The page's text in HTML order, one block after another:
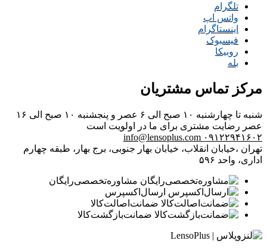
تلگرام
واتس اپ
اینستاگرام
فیسبوک
روبیکا
بله
مرکز تماس مشتریان
شنبه تا چهارشنبه ۱۰ صبح الی ۶ عصر و پنجشنبه ۱۰ صبح الی ۱۶
عصر رضایت مشتری برای ما در اولویت است
۰۹۱۲۲۹۴۱۶۰۲ info@lensoplus.com
تهران ،خیابان انقلاب، خیابان بهار جنوبی، برج بهار، طبقه چهارم
اداری، واحد ۵۹۶
مشاوره‌تخصصی‌رایگان
ارسال‌اکسپرس
ضمانت‌اصالت‌کالا
ضمانت‌بازگشت‌کالا